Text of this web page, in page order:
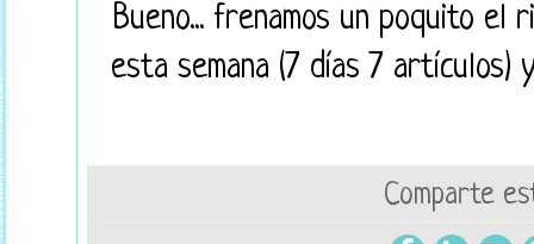
Bueno... frenamos un poquito
esta semana (7 días 7 artículos)
Comparte